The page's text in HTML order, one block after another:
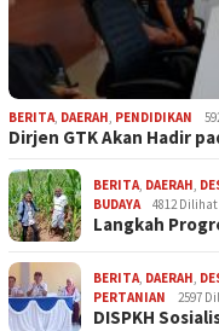
BERITA, DAERAH, PENDIDIKAN
Dirjen GTK Akan Hadir
BERITA, DAERAH,
BUDAYA
4812 Dilihat
Langkah
BERITA, DAERAH,
PERTANIAN
2597
DISPKH